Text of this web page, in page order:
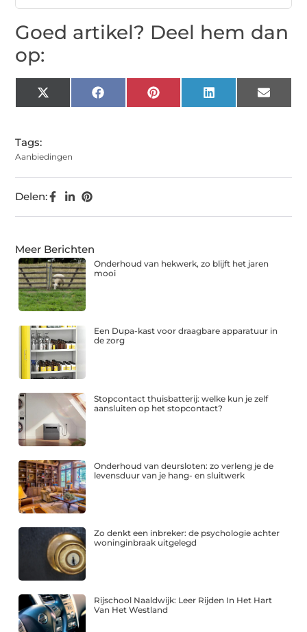
Goed artikel? Deel hem dan
op:
X
(Twitter)
Facebook Pinterest LinkedIn Email
Tags:
Aanbiedingen
Delen:
Meer Berichten
Onderhoud van hekwerk, zo blijft het jaren
mooi
Een Dupa-kast voor draagbare apparatuur in
de zorg
Stopcontact thuisbatterij: welke kun je zelf
aansluiten op het stopcontact?
Onderhoud van deursloten: zo verleng je de
levensduur van je hang- en sluitwerk
Zo denkt een inbreker: de psychologie achter
woninginbraak uitgelegd
Rijschool Naaldwijk: Leer Rijden In Het Hart
Van Het Westland